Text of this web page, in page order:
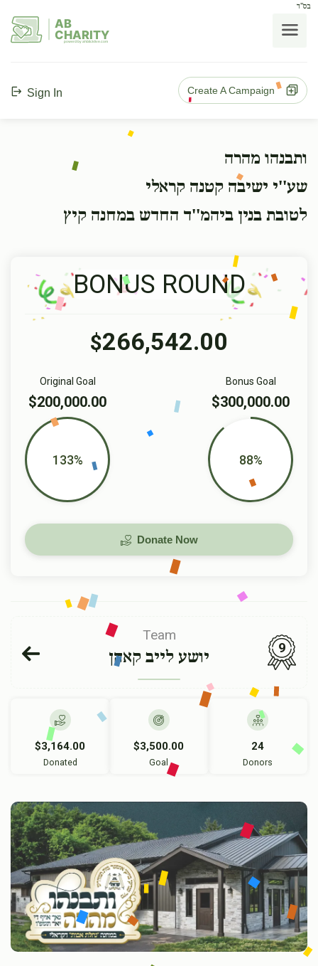
בס"ד
AB
CHARITY
powerd by ahblicklive.com
Sign In Create A Campaign
ותבנהו מהרה
שע''י ישיבה קטנה קראלי
לטובת בנין ביהמ''ד החדש במחנה קיץ
BONUS ROUND
$266,542.00
Bonus Goal
$300,000.00
88%
Original Goal
$200,000.00
133%
Donate Now
Team
יושע לייב קאהן
9
$3,164.00
Donated
$3,500.00
Goal
24
Donors